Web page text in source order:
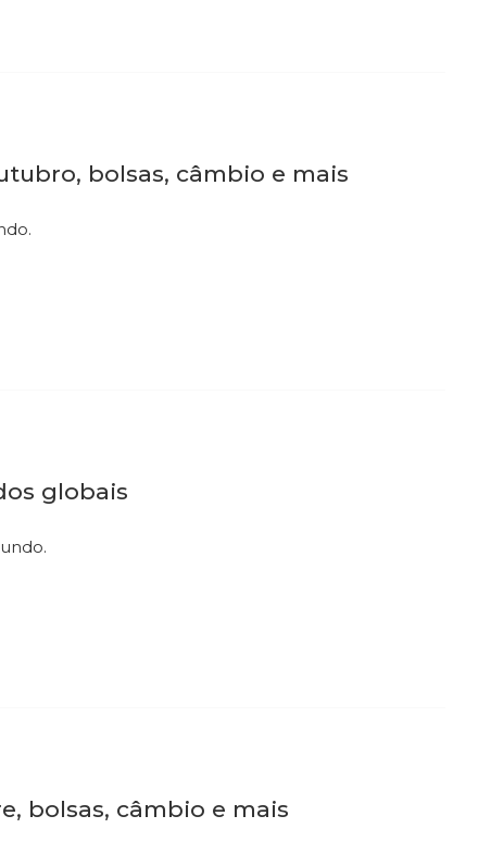
bolsas, câmbio e mais
globais
bolsas, câmbio e mais